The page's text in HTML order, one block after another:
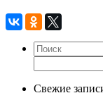
Свежие